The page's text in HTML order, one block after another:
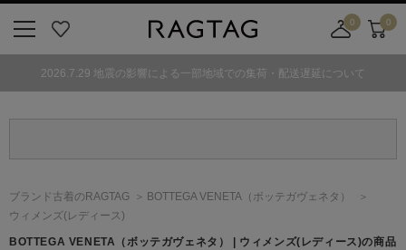
気
0
舗
カ
ト
0
2026.7.29 地震の影響による一部地域での集荷・配送遅延について
ブランド古着のRAGTAG BOTTEGA VENETA （ボッテガヴェネタ）
ウィメンズ(レディース)
BOTTEGA VENETA （ボッテガヴェネタ）
| ウィメンズ(レディース)の商品